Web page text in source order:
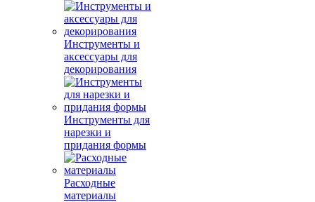
Инструменты и
аксессуары для
декорирования
Инструменты для
нарезки и
придания формы
Расходные
материалы